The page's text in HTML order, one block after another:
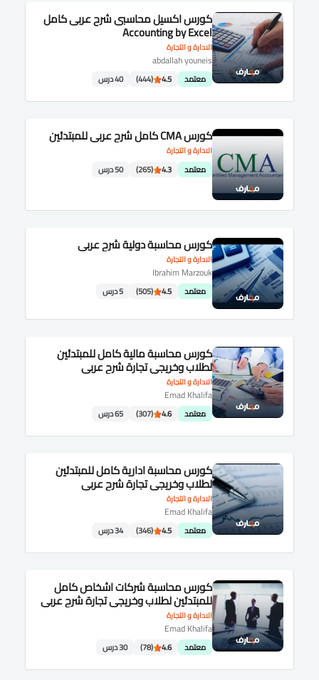
الادارة و التجارة
كورس اكسيل محاسبى شرح عربى كامل
Accounting by Excel
abdallah youneis
معتمد 4.5
(444) 40 درس
الادارة و التجارة
كورس CMA كامل شرح عربى للمبتدئين
معتمد 4.3
(265) 50 درس
الادارة و التجارة
كورس محاسبة دولية شرح عربى
Ibrahim Marzouk
معتمد 4.5
(505) 5 درس
الادارة و التجارة
كورس محاسبة مالية كامل للمبتدئين
لطلاب وخريجى تجارة شرح عربى
Emad Khalifa
معتمد 4.6
(307) 65 درس
الادارة و التجارة
كورس محاسبة ادارية كامل للمبتدئين
لطلاب وخريجى تجارة شرح عربى
Emad Khalifa
معتمد 4.5
(346) 34 درس
الادارة و التجارة
كورس محاسبة شركات اشخاص كامل
للمبتدئين لطلاب وخريجى تجارة شرح عربى
Emad Khalifa
معتمد 4.6
(78) 30 درس